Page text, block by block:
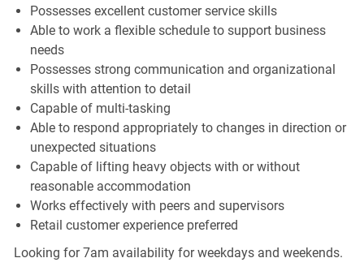
Possesses excellent customer service skills
Able to work a flexible schedule to support business
needs
Possesses strong communication and organizational
skills with attention to detail
Capable of multi-tasking
Able to respond appropriately to changes in direction or
unexpected situations
Capable of lifting heavy objects with or without
reasonable accommodation
Works effectively with peers and supervisors
Retail customer experience preferred
Looking for 7am availability for weekdays and weekends.